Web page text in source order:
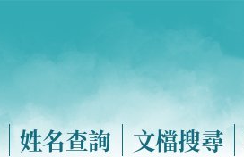
姓名查詢 文檔搜尋